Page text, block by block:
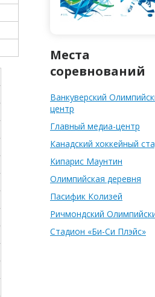
Места
соревнований
Ванкуверский
центр
Главный медиа-центр
Канадский хоккейный
Кипарис Маунтин
Олимпийская деревня
Паcифик Колизей
Ричмондский
Стадион «Би-Си Плэйс»